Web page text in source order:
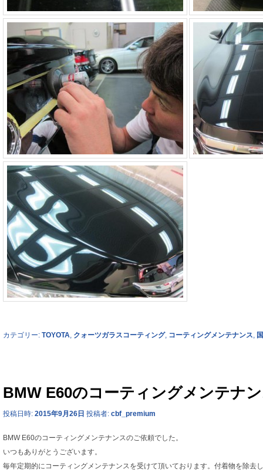
カテゴリー: TOYOTA クォーツガラスコーティング, コーティングメンテナンス
BMW E60のコーティングメンテナ
投稿日時: 2015年9月26日 投稿者: cbf_premium
BMW E60のコーティングメンテナンスのご依頼でした。
いつもありがとうございます。
毎年定期的にコーティングメンテナンスを受けて頂いております。付着物を除去